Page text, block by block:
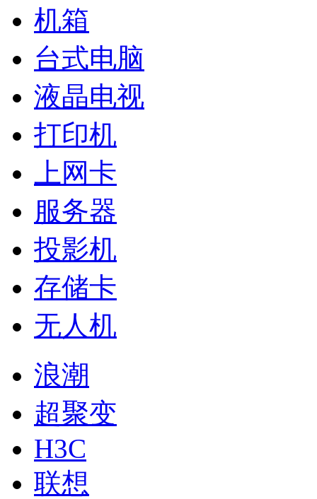
机箱
台式电脑
液晶电视
打印机
上网卡
服务器
投影机
存储卡
无人机
浪潮
超聚变
H3C
联想